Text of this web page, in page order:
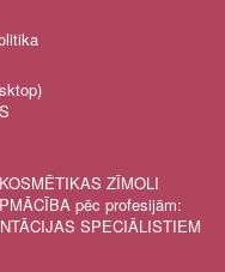
ZĪMOLI
pēc profesijām:
SPECIĀLISTIEM